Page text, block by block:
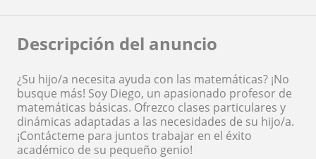
Descripción del anuncio
¿Su hijo/a necesita ayuda con las matemáticas? ¡No
busque más! Soy Diego, un apasionado profesor de
matemáticas básicas. Ofrezco clases particulares y
dinámicas adaptadas a las necesidades de su hijo/a.
¡Contácteme para juntos trabajar en el éxito
académico de su pequeño genio!